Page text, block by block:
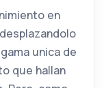
en
unica de
que hallan